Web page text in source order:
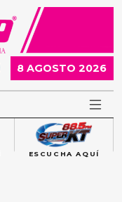
8 AGOSTO 2026
ESCUCHA AQUÍ